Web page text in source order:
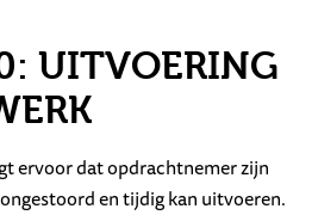
UITVOERING
ervoor dat opdrachtnemer zijn
en tijdig kan uitvoeren.